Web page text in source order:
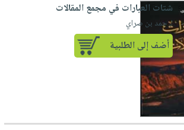
شتات العبارات في مجمع المقالات
لـ حمد بن صراي
أضف إلى الطلبية